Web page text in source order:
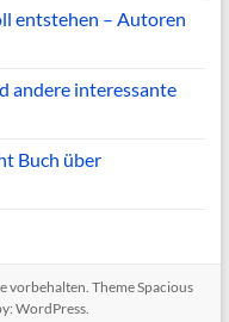
entstehen – Autoren
andere interessante
Buch über
vorbehalten. ThemeSpacious
WordPress